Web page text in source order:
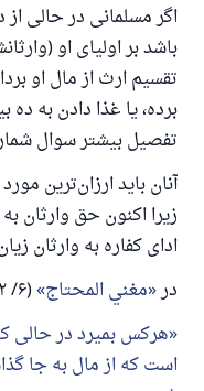
اگر مسلمانی در حالی
باشد بر اولیای او
تقسیم ارث از مال او
برده، یا غذا دادن به ده
تفصیل بیشتر سوال
آنان باید ارزان‌ترین
زیرا اکنون حق وارثان
ادای کفاره به وارثان
در مغني المحتاج (۶/ ۱۹۲) آمده است:
هرکس بمیرد در حالی
است که از مال به جا